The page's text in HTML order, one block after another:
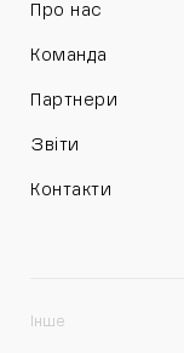
Про нас
Команда
Партнери
Звіти
Контакти
Інше